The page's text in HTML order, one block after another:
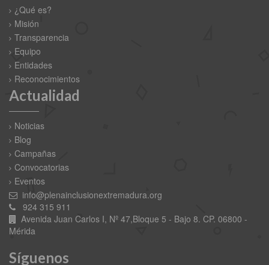
¿Qué es?
Misión
Transparencia
Equipo
Entidades
Reconocimientos
Actualidad
Noticias
Blog
Campañas
Convocatorias
Eventos
info@plenainclusionextremadura.org
924 315 911
Avenida Juan Carlos I, Nº 47,Bloque 5 - Bajo 8. CP. 06800 -
Mérida
Síguenos